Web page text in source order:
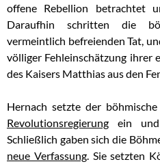
offene Rebellion betrachtet
Daraufhin schritten die
vermeintlich befreienden Tat,
völliger Fehleinschätzung ihrer
des Kaisers Matthias aus den
Hernach setzte der
Revolutionsregierung ein
Schließlich gaben sich die
neue Verfassung. Sie setzten